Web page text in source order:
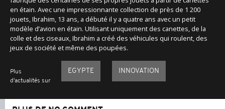
en étain. Avec une impressionnante collection de près de 1 200
jouets, Ibrahim, 13 ans, a débuté il y a quatre ans avec un petit
modèle d’avion en étain. Utilisant uniquement des canettes, de la
colle et des ciseaux, Ibrahim a créé des véhicules qui roulent, des
jeux de société et même des poupées.
Plus
d'actualités sur
EGYPTE INNOVATION